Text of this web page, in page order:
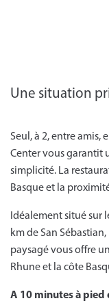
Une situation
Seul, à 2, entre amis,
Center vous garantit
simplicité. La
Basque et la
Idéalement situé sur
km de San
paysagé vous offre
Rhune et la côte
A 10 minutes à pied